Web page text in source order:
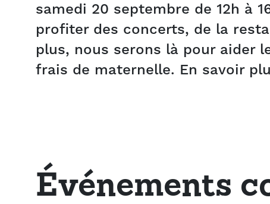
samedi 20 septembre de 12h à
profiter des concerts, de la
plus, nous serons là pour aider
frais de maternelle. En savoir
Événements